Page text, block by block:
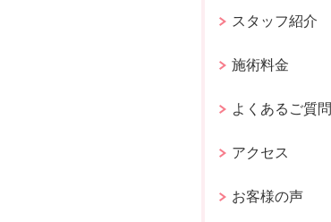
スタッフ紹介
施術料金
よくあるご質問
アクセス
お客様の声